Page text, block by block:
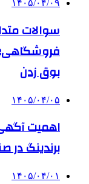
۱۴۰۵/۰۴/۰۹
سوالات
بوق زدن
۱۴۰۵/۰۴/۰۵
اهمیت
برندینگ در
۱۴۰۵/۰۴/۰۱